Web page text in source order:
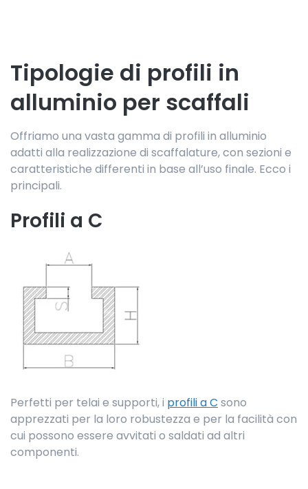
Tipologie di profili in
alluminio per scaffali
Offriamo una vasta gamma di profili in alluminio
adatti alla realizzazione di scaffalature, con sezioni e
caratteristiche differenti in base all’uso finale. Ecco i
principali.
Profili a C
Perfetti per telai e supporti, i profili a C sono
apprezzati per la loro robustezza e per la facilità con
cui possono essere avvitati o saldati ad altri
componenti.